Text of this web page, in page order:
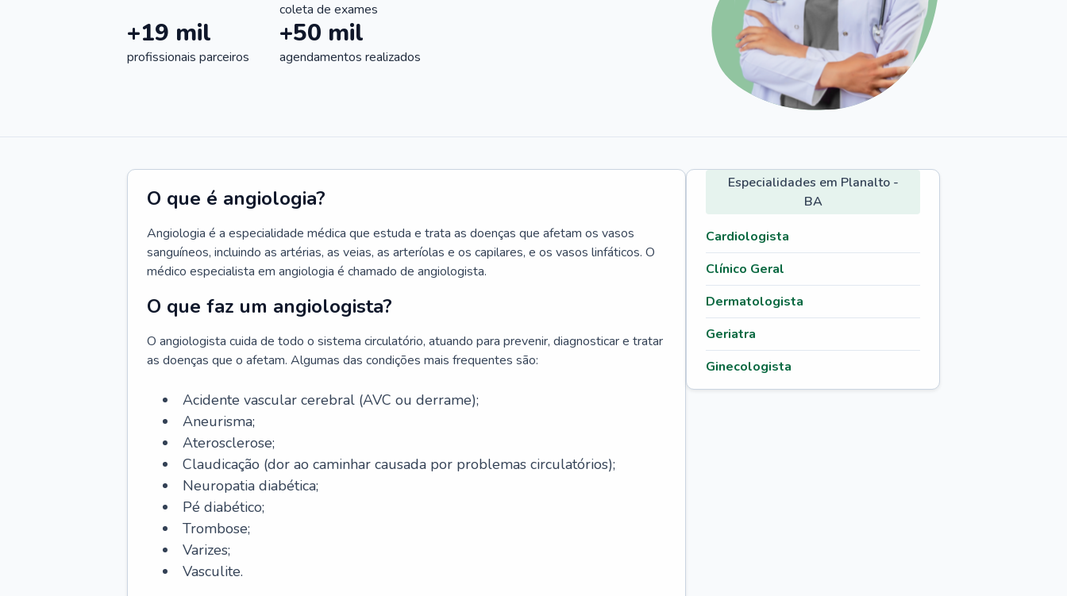
coleta de exames
+19 mil
profissionais parceiros
+50 mil
agendamentos realizados
O que é angiologia?
Angiologia é a especialidade médica que estuda e trata as doenças que afetam os vasos
sanguíneos, incluindo as artérias, as veias, as arteríolas e os capilares, e os vasos linfáticos. O
médico especialista em angiologia é chamado de angiologista.
O que faz um angiologista?
O angiologista cuida de todo o sistema circulatório, atuando para prevenir, diagnosticar e tratar
as doenças que o afetam. Algumas das condições mais frequentes são:
Acidente vascular cerebral (AVC ou derrame);
Aneurisma;
Aterosclerose;
Claudicação (dor ao caminhar causada por problemas circulatórios);
Neuropatia diabética;
Pé diabético;
Trombose;
Varizes;
Vasculite.
Especialidades em Planalto -
BA
Cardiologista
Clínico Geral
Dermatologista
Geriatra
Ginecologista